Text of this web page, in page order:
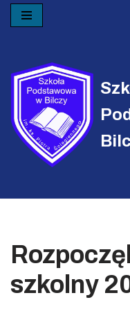
treści
szkolny